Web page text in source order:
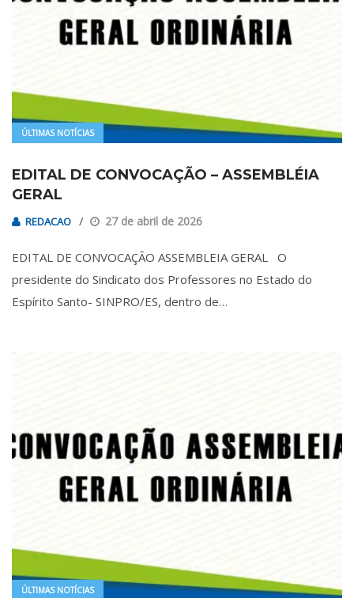
ÚLTIMAS NOTÍCIAS
EDITAL DE CONVOCAÇÃO – ASSEMBLÉIA
GERAL
REDACAO 27 de abril de 2026
EDITAL DE CONVOCAÇÃO ASSEMBLEIA GERAL O
presidente do Sindicato dos Professores no Estado do
Espírito Santo- SINPRO/ES, dentro de…
ÚLTIMAS NOTÍCIAS